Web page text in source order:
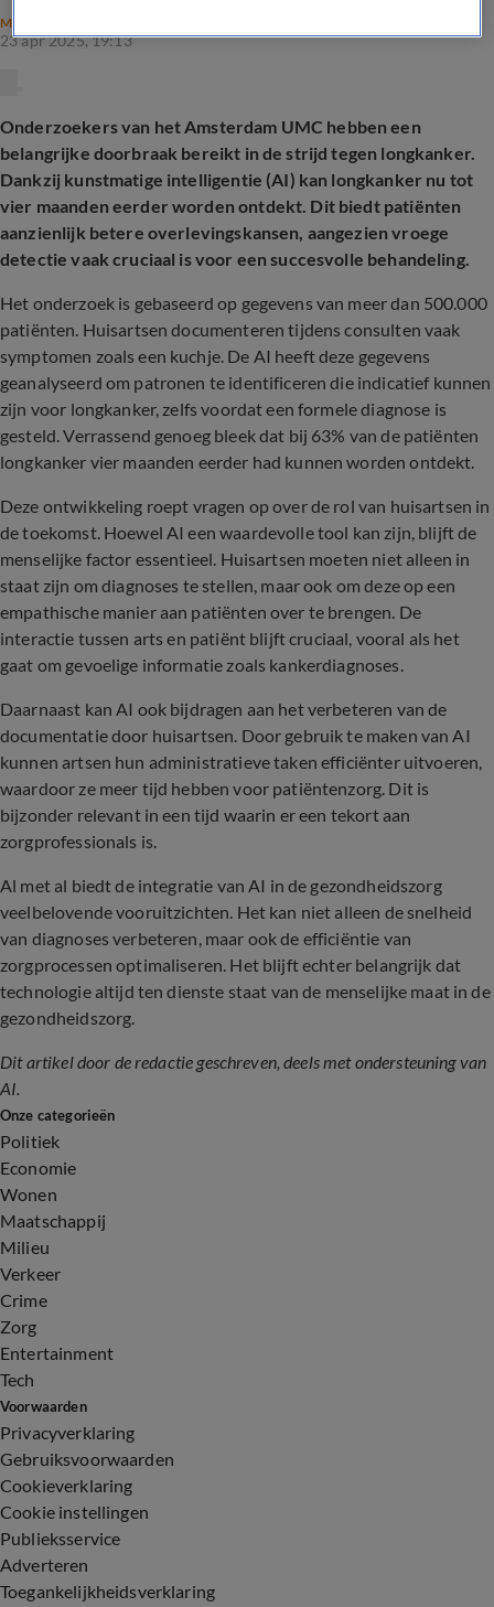
MAATSCHAPPIJ
23 apr 2025, 19:13
Onderzoekers van het Amsterdam UMC hebben een
belangrijke doorbraak bereikt in de strijd tegen longkanker.
Dankzij kunstmatige intelligentie (AI) kan longkanker nu tot
vier maanden eerder worden ontdekt. Dit biedt patiënten
aanzienlijk betere overlevingskansen, aangezien vroege
detectie vaak cruciaal is voor een succesvolle behandeling.
Het onderzoek is gebaseerd op gegevens van meer dan 500.000
patiënten. Huisartsen documenteren tijdens consulten vaak
symptomen zoals een kuchje. De AI heeft deze gegevens
geanalyseerd om patronen te identificeren die indicatief kunnen
zijn voor longkanker, zelfs voordat een formele diagnose is
gesteld. Verrassend genoeg bleek dat bij 63% van de patiënten
longkanker vier maanden eerder had kunnen worden ontdekt.
Deze ontwikkeling roept vragen op over de rol van huisartsen in
de toekomst. Hoewel AI een waardevolle tool kan zijn, blijft de
menselijke factor essentieel. Huisartsen moeten niet alleen in
staat zijn om diagnoses te stellen, maar ook om deze op een
empathische manier aan patiënten over te brengen. De
interactie tussen arts en patiënt blijft cruciaal, vooral als het
gaat om gevoelige informatie zoals kankerdiagnoses.
Daarnaast kan AI ook bijdragen aan het verbeteren van de
documentatie door huisartsen. Door gebruik te maken van AI
kunnen artsen hun administratieve taken efficiënter uitvoeren,
waardoor ze meer tijd hebben voor patiëntenzorg. Dit is
bijzonder relevant in een tijd waarin er een tekort aan
zorgprofessionals is.
Al met al biedt de integratie van AI in de gezondheidszorg
veelbelovende vooruitzichten. Het kan niet alleen de snelheid
van diagnoses verbeteren, maar ook de efficiëntie van
zorgprocessen optimaliseren. Het blijft echter belangrijk dat
technologie altijd ten dienste staat van de menselijke maat in de
gezondheidszorg.
Dit artikel door de redactie geschreven, deels met ondersteuning van
AI.
Onze categorieën
Politiek
Economie
Wonen
Maatschappij
Milieu
Verkeer
Crime
Zorg
Entertainment
Tech
Voorwaarden
Privacyverklaring
Gebruiksvoorwaarden
Cookieverklaring
Cookie instellingen
Publieksservice
Adverteren
Toegankelijkheidsverklaring